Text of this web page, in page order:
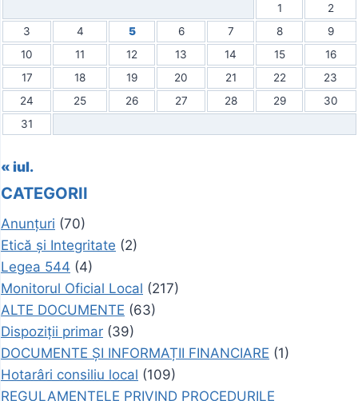
1
2
3
4 5 6 7 8
9
10
11 12 13 14 15
16
17
18 19 20 21 22
23
24
25 26 27 28 29
30
31
« iul.
CATEGORII
Anunțuri (70)
Etică și Integritate (2)
Legea 544 (4)
Monitorul Oficial Local (217)
ALTE DOCUMENTE (63)
Dispoziții primar (39)
DOCUMENTE ȘI INFORMAȚII FINANCIARE (1)
Hotarâri consiliu local (109)
REGULAMENTELE PRIVIND PROCEDURILE